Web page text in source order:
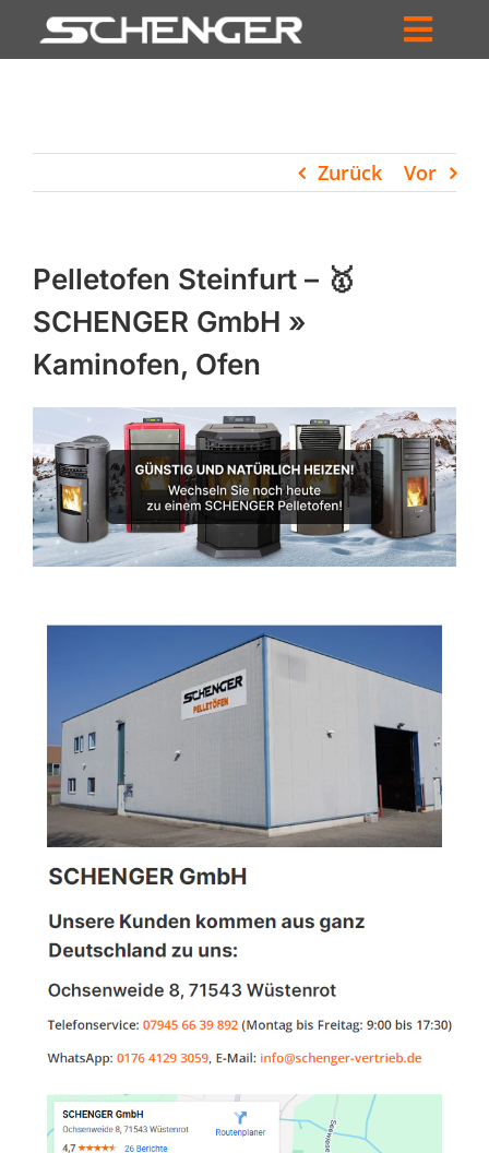
Inhalt
HÄNDLERSUCHE
UNTERNEHMEN
PROFIL
WARENKORB
PRODUCTS
SEARCH
Zurück Vor
Pelletofen Steinfurt – 🥇
SCHENGER GmbH »
Kaminofen, Ofen